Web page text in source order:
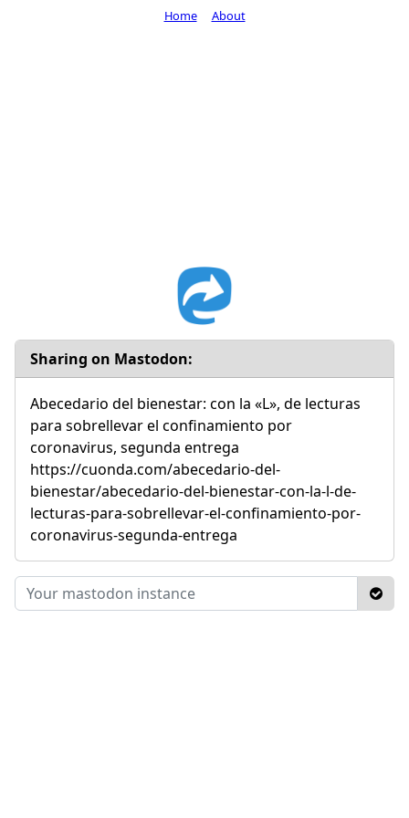
Sharing on Mastodon:
Abecedario del bienestar: con la «L», de lecturas
para sobrellevar el confinamiento por
coronavirus, segunda entrega
https://cuonda.com/abecedario-del-
bienestar/abecedario-del-bienestar-con-la-l-de-
lecturas-para-sobrellevar-el-confinamiento-por-
coronavirus-segunda-entrega
Home About